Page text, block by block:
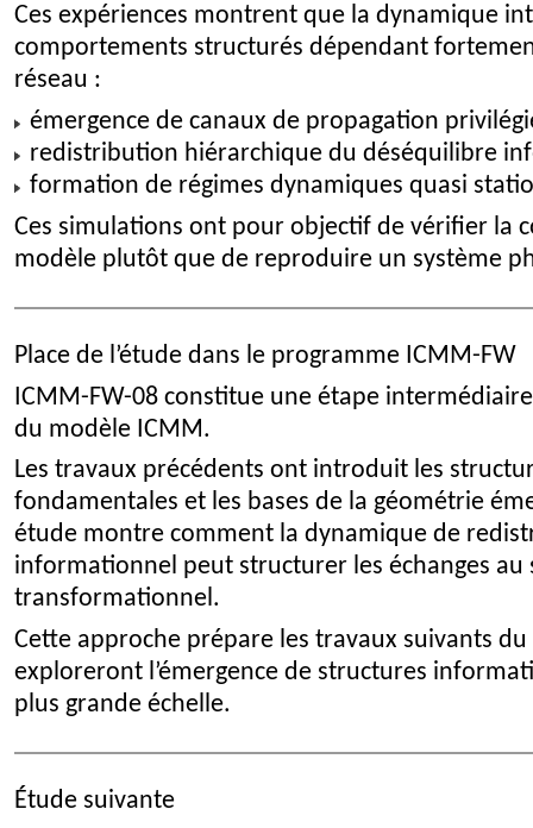
Ces expériences montrent que la dynamique
comportements structurés dépendant
réseau :
émergence de canaux de propagation
redistribution hiérarchique du déséquilibre
formation de régimes dynamiques quasi
Ces simulations ont pour objectif de vérifier la
modèle plutôt que de reproduire un système
Place de l’étude dans le programme ICMM-FW
ICMM-FW-08 constitue une étape
du modèle ICMM.
Les travaux précédents ont introduit les
fondamentales et les bases de la géométrie
étude montre comment la dynamique de
informationnel peut structurer les échanges au
transformationnel.
Cette approche prépare les travaux suivants
exploreront l’émergence de structures
plus grande échelle.
Étude suivante